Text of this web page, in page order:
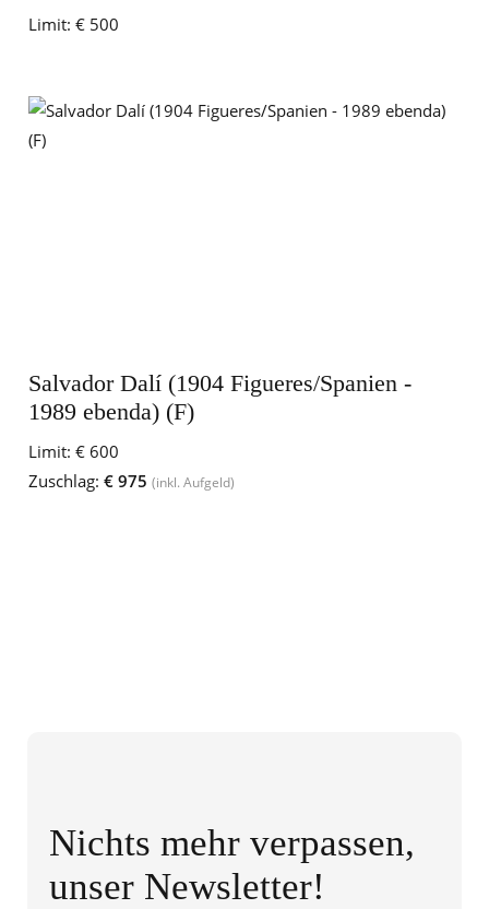
Limit: € 500
Salvador Dalí (1904 Figueres/Spanien -
1989 ebenda) (F)
Limit: € 600
Zuschlag: € 975 (inkl. Aufgeld)
Nichts mehr verpassen,
unser Newsletter!